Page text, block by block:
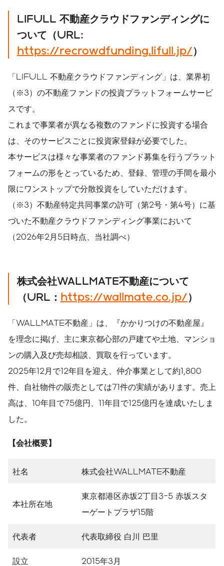
LIFULL 不動産クラウドファンディングに
ついて（URL:
https://recrowdfunding.lifull.jp/）
「LIFULL 不動産クラウドファンディング」は、業界初
（※3）の不動産ファンドの投資プラットフォームサービ
スです。
これまで事業者が異なる複数のファンドに投資する場合
は、そのサービスごとに投資家登録が必要でした。
本サービスは様々な事業者のファンド募集を行うプラット
フォームの形をとっているため、登録、管理の手間を最小
限にワンストップで分散投資をしていただけます。
（※3）不動産特定共同事業の許可（第2号・第4号）に基
づいた不動産クラウドファンディング事業において
（2026年2月5日時点、当社調べ）
株式会社WALLMATE不動産について
（URL： https://wallmate.co.jp/）
「WALLMATE不動産」は、『かかりつけの不動産屋』
を理念に掲げ、主に東京都心部の戸建てや土地、マンショ
ンの購入及び売却相談、買取を行っています。
2025年12月で12年目を迎え、仲介事業として約1,800
件、自社物件の販売としては71件の実績があります。売上
高は、10年目で75億円、11年目で125億円を達成いたしま
した。
【会社概要】
社名 株式会社WALLMATE不動産
本社所在地
東京都港区赤坂2丁目3-5 赤坂スタ
ーゲートプラザ15階
代表者 代表取締役 白川 巴里
設立 2015年3月